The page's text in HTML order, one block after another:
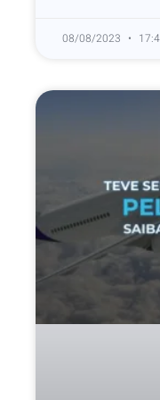
08/08/2023